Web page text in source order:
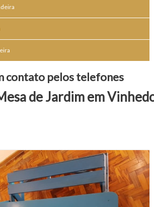
contato pelos telefones
de Jardim em